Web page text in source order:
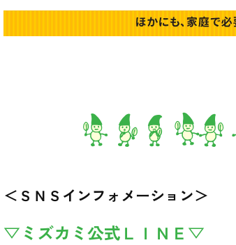
＜ＳＮＳインフォメーション＞
▽ミズカミ公式ＬＩＮＥ▽